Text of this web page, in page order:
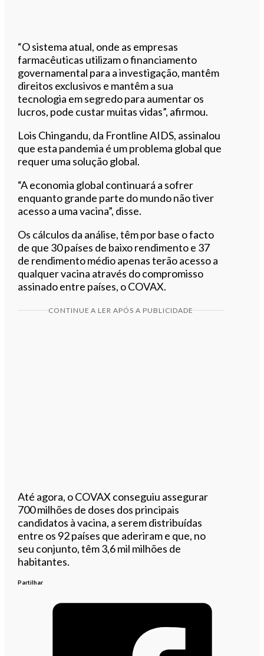
“O sistema atual, onde as empresas
farmacêuticas utilizam o financiamento
governamental para a investigação, mantêm
direitos exclusivos e mantêm a sua
tecnologia em segredo para aumentar os
lucros, pode custar muitas vidas”, afirmou.
Lois Chingandu, da Frontline AIDS, assinalou
que esta pandemia é um problema global que
requer uma solução global.
“A economia global continuará a sofrer
enquanto grande parte do mundo não tiver
acesso a uma vacina”, disse.
Os cálculos da análise, têm por base o facto
de que 30 países de baixo rendimento e 37
de rendimento médio apenas terão acesso a
qualquer vacina através do compromisso
assinado entre países, o COVAX.
CONTINUE A LER APÓS A PUBLICIDADE
Até agora, o COVAX conseguiu assegurar
700 milhões de doses dos principais
candidatos à vacina, a serem distribuídas
entre os 92 países que aderiram e que, no
seu conjunto, têm 3,6 mil milhões de
habitantes.
Partilhar